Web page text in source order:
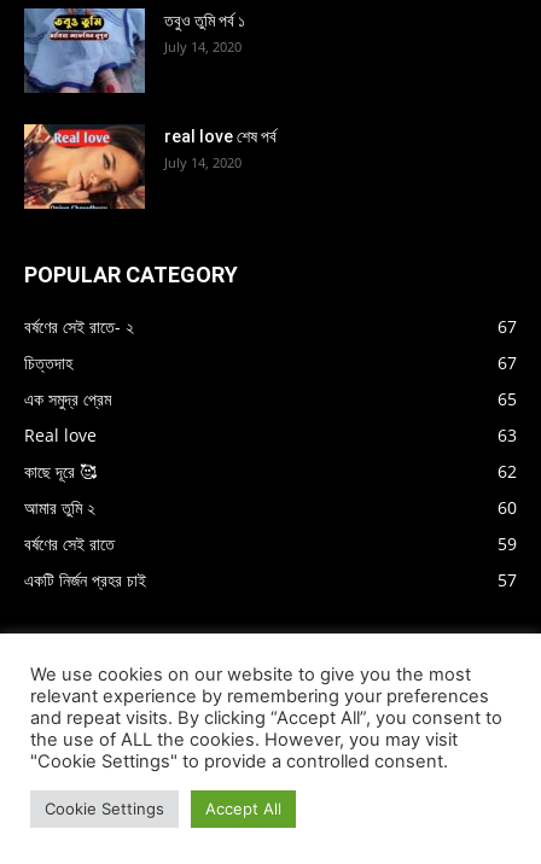
তবুও তুমি পর্ব ১
July 14, 2020
real love শেষ পর্ব
July 14, 2020
POPULAR CATEGORY
বর্ষণের সেই রাতে- ২
67
চিত্তদাহ
67
এক সমুদ্র প্রেম
65
Real love
63
কাছে দূরে 🥰
62
আমার তুমি ২
60
বর্ষণের সেই রাতে
59
একটি নির্জন প্রহর চাই
57
We use cookies on our website to give you the most
relevant experience by remembering your preferences
and repeat visits. By clicking “Accept All”, you consent to
the use of ALL the cookies. However, you may visit
"Cookie Settings" to provide a controlled consent.
Cookie Settings Accept All